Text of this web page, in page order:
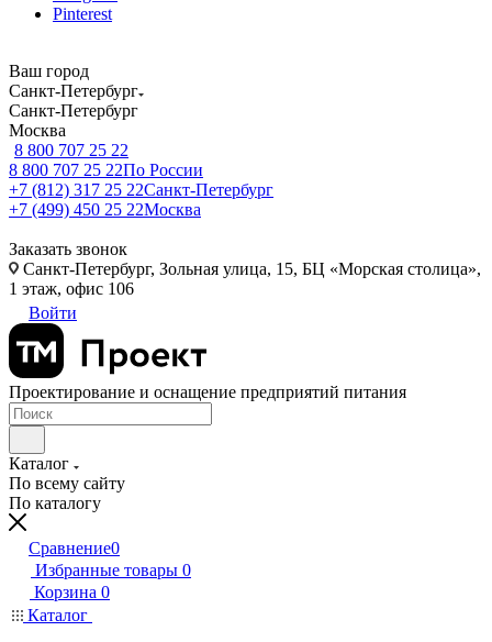
Pinterest
Ваш город
Санкт-Петербург
Санкт-Петербург
Москва
8 800 707 25 22
8 800 707 25 22По России
+7 (812) 317 25 22Санкт-Петербург
+7 (499) 450 25 22Москва
Заказать звонок
Санкт-Петербург, Зольная улица, 15, БЦ «Морская столица»,
1 этаж, офис 106
Войти
Проектирование и оснащение предприятий питания
Каталог
По всему сайту
По каталогу
Сравнение0
Избранные товары 0
Корзина 0
Каталог